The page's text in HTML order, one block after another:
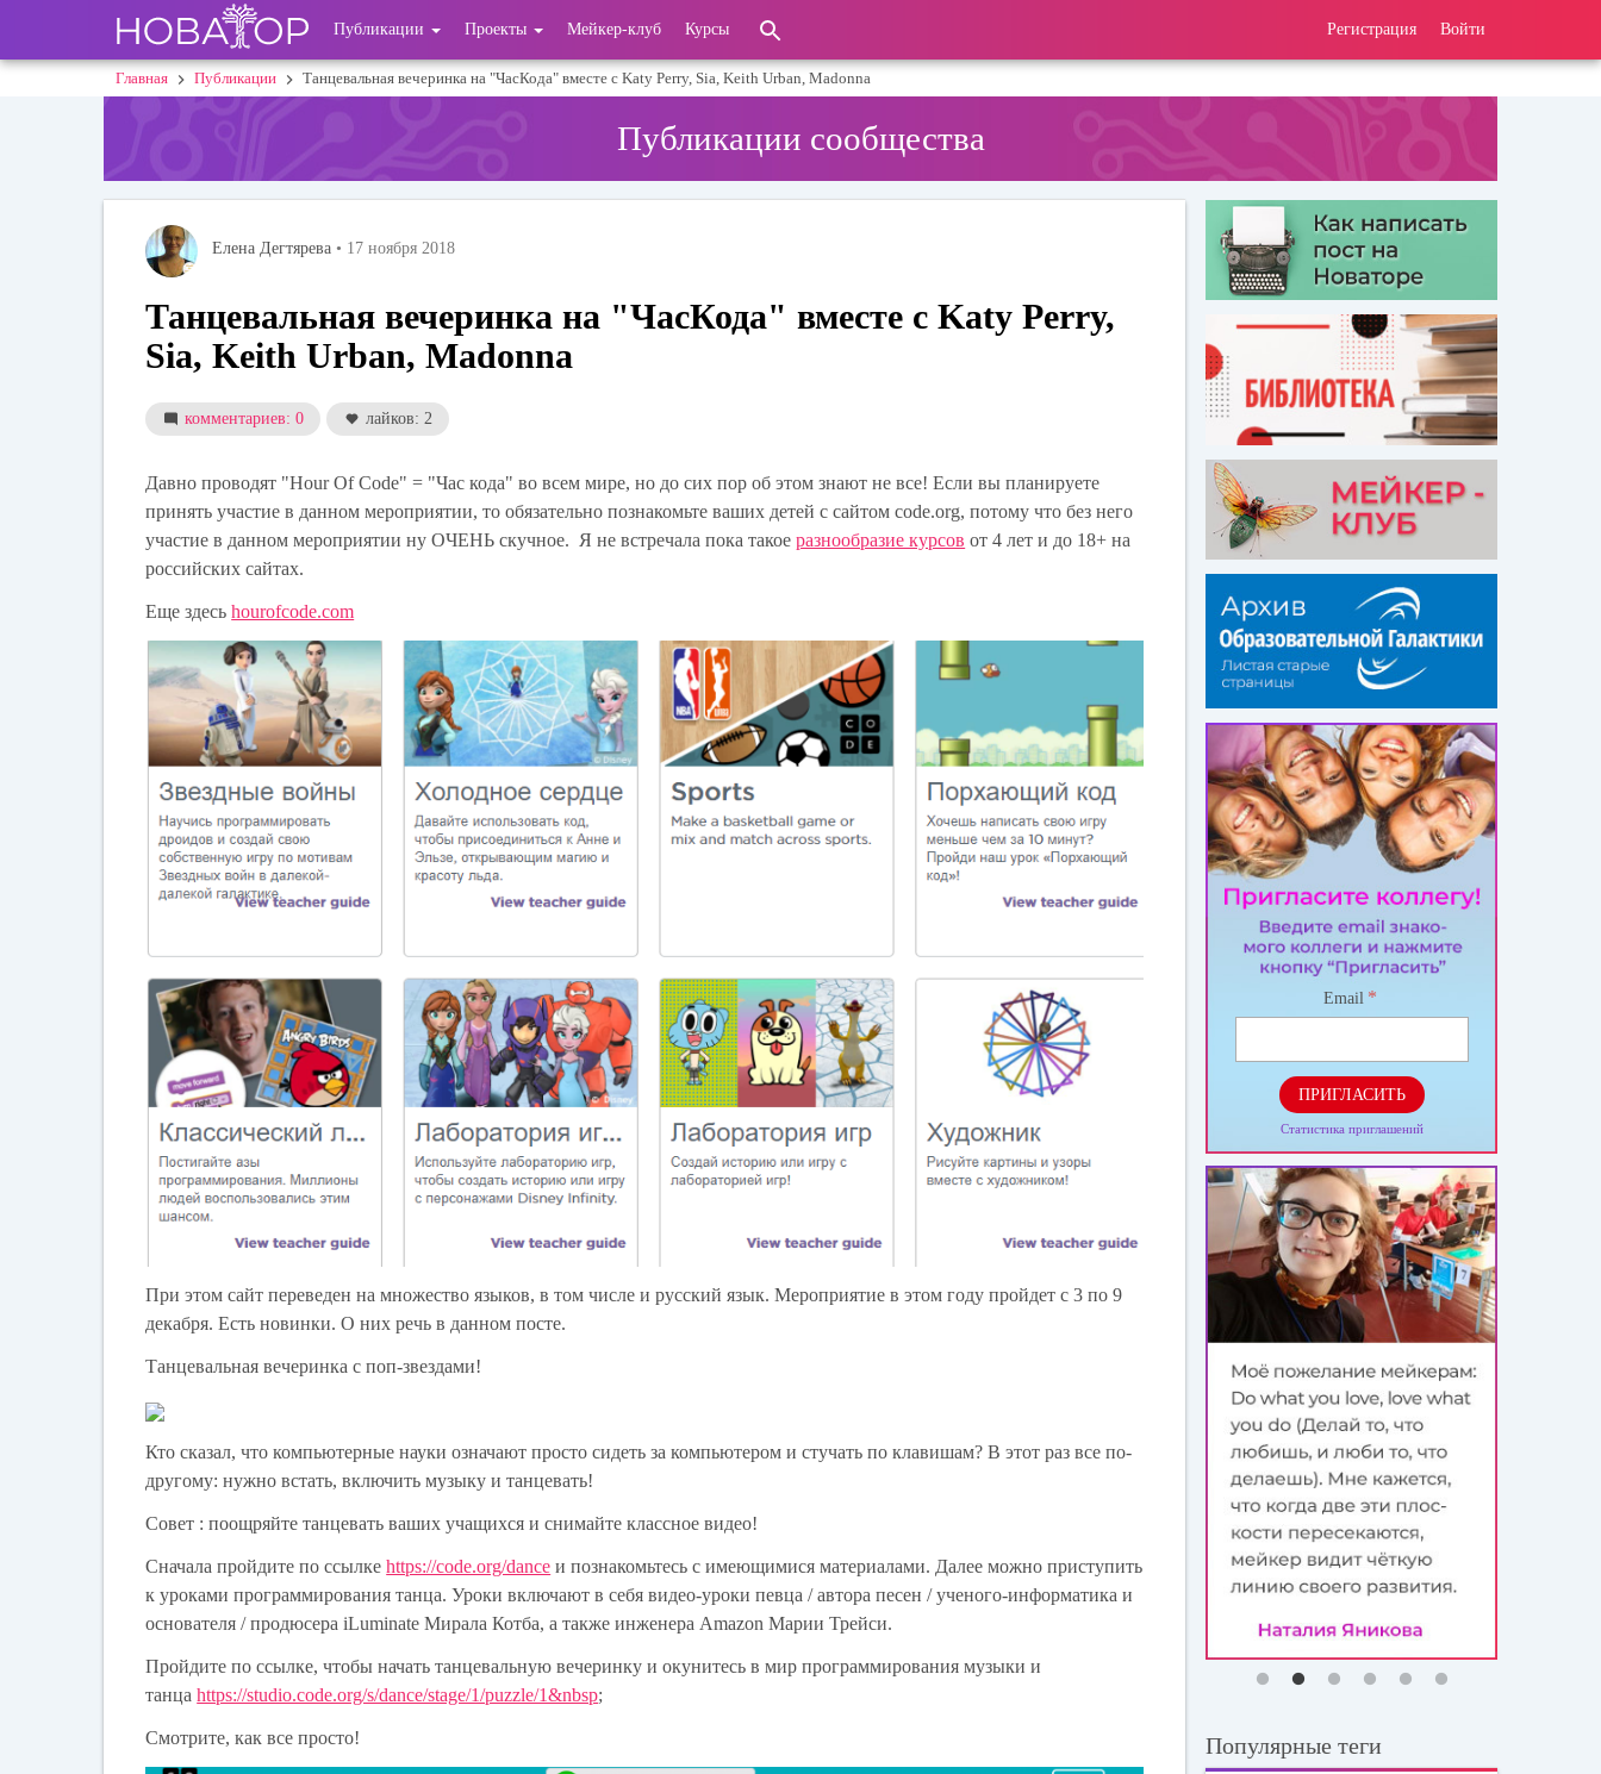
основному
User
account
Регистрация Войти
Публикации Проекты Мейкер-клуб Курсы
Строка
Главная Публикации Танцевальная вечеринка на "ЧасКода" вместе с Katy Perry, Sia, Keith Urban, Madonna
Публикации сообщества
Елена Дегтярева • 17 ноября 2018
Танцевальная вечеринка на "ЧасКода" вместе с Katy Perry,
Sia, Keith Urban, Madonna
комментариев: 0 лайков: 2
Давно проводят "Hour Of Code" = "Час кода" во всем мире, но до сих пор об этом знают не все! Если вы планируете
принять участие в данном мероприятии, тообязательно познакомьте ваших детей с сайтом code.org, потому что без него
участие в данном мероприятии ну ОЧЕНЬ скучное. Я не встречала пока такоеразнообразие курсов от 4 лет и до 18+ на
российских сайтах.
Еще здесьhourofcode.com
При этом сайт переведен на множество языков, в том числе и русский язык. Мероприятие в этом году пройдет с 3 по 9
декабря. Есть новинки. О них речь в данном посте.
Танцевальная вечеринка с поп-звездами!
Кто сказал, что компьютерные науки означают просто сидеть за компьютером и стучать по клавишам? В этот раз все по-
другому: нужно встать, включить музыку и танцевать!
Совет : поощряйте танцевать ваших учащихся и снимайте классное видео!
Сначала пройдите по ссылкеhttps://code.org/dance и познакомьтесь с имеющимися материалами. Далее можно приступить
к уроками программирования танца. Уроки включают в себя видео-уроки певца / автора песен / ученого-информатика и
основателя / продюсера iLuminate Мирала Котба, а также инженера Amazon Марии Трейси.
Пройдите по ссылке, чтобы начать танцевальную вечеринку и окунитесь в мир программирования музыки и
танцаhttps://studio.code.org/s/dance/stage/1/puzzle/1&nbsp;
Смотрите, как все просто!
Email *
ПРИГЛАСИТЬ
Статистика приглашений
Популярные теги